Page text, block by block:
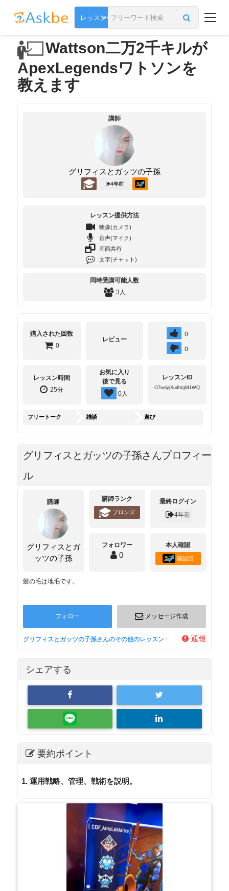
Wattson二万2千キルが
ApexLegendsワトソンを
教えます
講師
グリフィスとガッツの子孫
4年前
レッスン提供方法
映像(カメラ)
音声(マイク)
画面共有
文字(チャット)
同時受講可能人数
3人
購入された回数
0
レビュー
0
0
レッスン時間
25分
お気に入り
後で見る
0人
レッスンID
O7wdyjXu4htgM1WQ
フリートーク 雑談 遊び
グリフィスとガッツの子孫さんプロフィー
ル
講師
グリフィスとガ
ッツの子孫
講師ランク
ブロンズ
最終ログイン
4年前
フォロワー
0
本人確認
確認済
髪の毛は地毛です。
フォロー メッセージ作成
グリフィスとガッツの子孫さんのその他のレッスン 通報
シェアする
要約ポイント
1. 運用戦略、管理、戦術を説明。